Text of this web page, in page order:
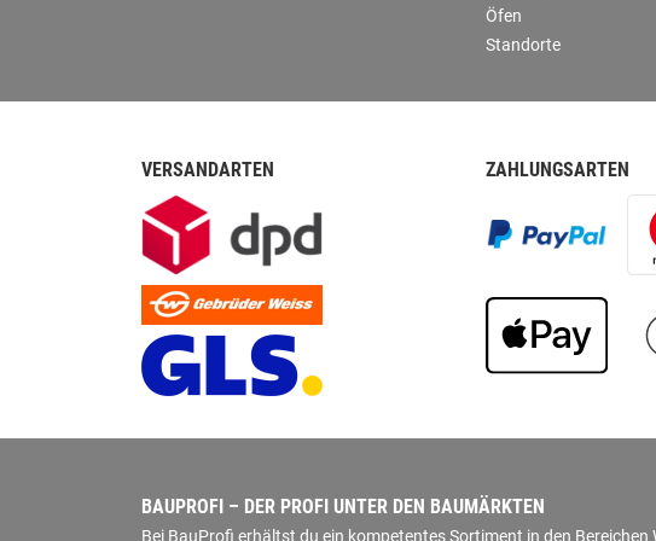
Öfen
Standorte
VERSANDARTEN ZAHLUNGSARTEN
BAUPROFI – DER PROFI UNTER DEN BAUMÄRKTEN
Bei BauProfi erhältst du ein kompetentes Sortiment in den